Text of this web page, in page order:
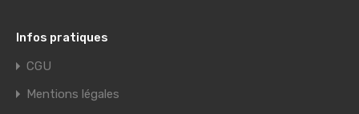
Infos pratiques
CGU
Mentions légales